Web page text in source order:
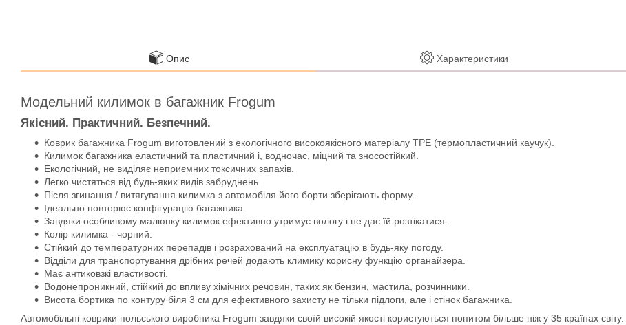
Опис Характеристики
Модельний килимок в багажник Frogum
Якісний. Практичний. Безпечний.
Коврик багажника Frogum виготовлений з екологічного високоякісного матеріалу TPE (термопластичний каучук).
Килимок багажника еластичний та пластичний і, водночас, міцний та зносостійкий.
Екологічний, не виділяє неприємних токсичних запахів.
Легко чистяться від будь-яких видів забруднень.
Після згинання / витягування килимка з автомобіля його борти зберігають форму.
Ідеально повторює конфігурацію багажника.
Завдяки особливому малюнку килимок ефективно утримує вологу і не дає їй розтікатися.
Колір килимка - чорний.
Стійкий до температурних перепадів і розрахований на експлуатацію в будь-яку погоду.
Відділи для транспортування дрібних речей додають климику корисну функцію органайзера.
Має антиковзкі властивості.
Водонепроникний, стійкий до впливу хімічних речовин, таких як бензин, мастила, розчинники.
Висота бортика по контуру біля 3 см для ефективного захисту не тільки підлоги, але і стінок багажника.
Автомобільні коврики польського виробника Frogum завдяки своїй високій якості користуються попитом більше ніж у 35 країнах